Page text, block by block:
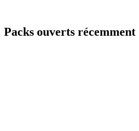
Packs ouverts récemment